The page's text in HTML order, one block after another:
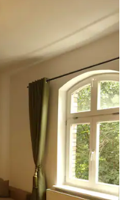
appréciés